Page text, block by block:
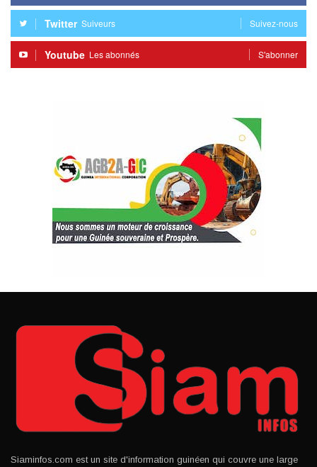
Twitter Suiveurs Suivez-nous
Youtube Les abonnés S'abonner
Siaminfos.com est un site d'information guinéen qui couvre une large